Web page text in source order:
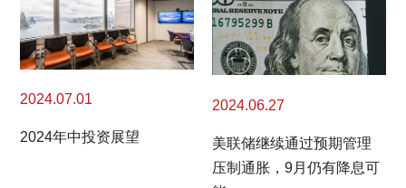
2024.07.01
2024年中投资展望
2024.06.27
美联储继续通过预期管理
压制通胀，9月仍有降息可